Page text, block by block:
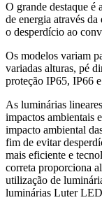
O grande destaque é
de energia através
o desperdício ao
Os modelos variam
variadas alturas, pé
proteção IP65, IP66
As luminárias
impactos ambientais
impacto ambiental
fim de evitar
mais eficiente e
correta proporciona
utilização de
luminárias Luter